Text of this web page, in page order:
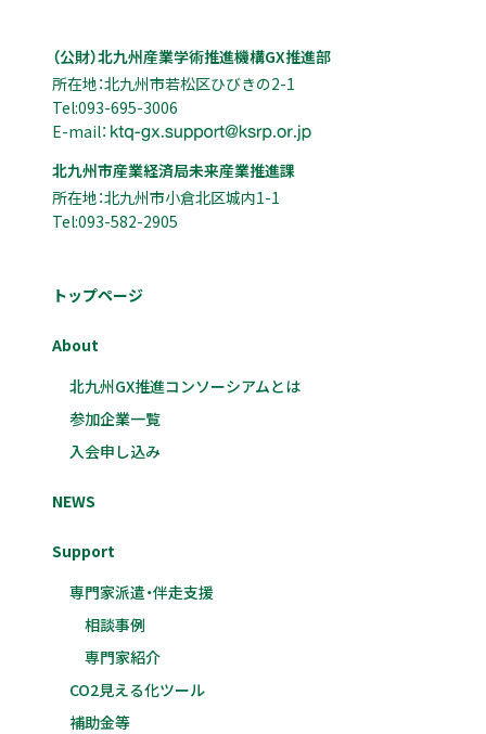
（公財）北九州産業学術推進機構GX推進部
所在地：北九州市若松区ひびきの2-1
Tel:093-695-3006
E-mail：
北九州市産業経済局未来産業推進課
所在地：北九州市小倉北区城内1-1
Tel:093-582-2905
トップページ
About
北九州GX推進コンソーシアムとは
参加企業一覧
入会申し込み
NEWS
Support
専門家派遣・伴走支援
相談事例
専門家紹介
CO2見える化ツール
補助金等